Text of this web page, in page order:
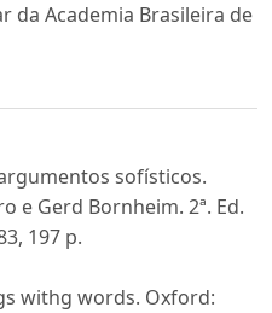
da Academia Brasileira de
argumentos sofísticos.
e Gerd Bornheim. 2ª. Ed.
197 p.
withg words. Oxford: